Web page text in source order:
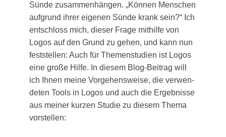
Sün­de zusam­men­hän­gen. „Kön­nen Men­schen
auf­grund ihrer eige­nen Sün­de krank sein?“ Ich
ent­schloss mich, die­ser Fra­ge mit­hil­fe von
Logos auf den Grund zu gehen, und kann nun
fest­stel­len: Auch für The­men­stu­di­en ist Logos
eine gro­ße Hil­fe. In die­sem Blog-Bei­trag will
ich Ihnen mei­ne Vor­ge­hens­wei­se, die ver­wen­
de­ten Tools in Logos und auch die Ergeb­nis­se
aus mei­ner kur­zen Stu­die zu die­sem The­ma
vorstellen: